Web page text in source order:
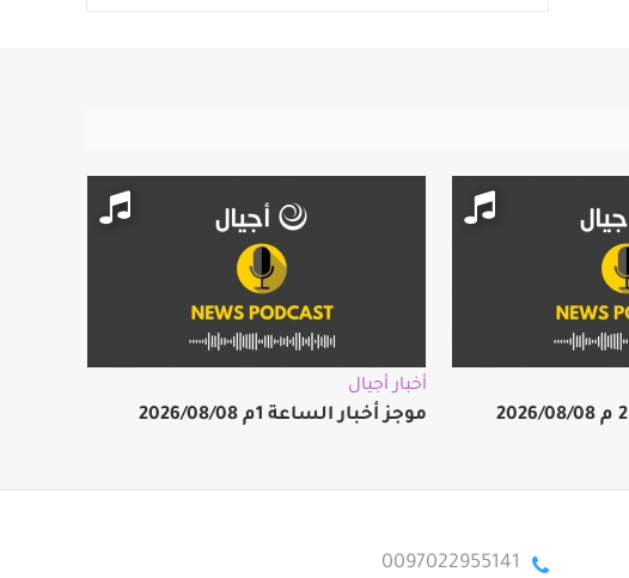
أخبار أجيال
موجز أخبار الساعة 1م 2026/08/08
0097022955141